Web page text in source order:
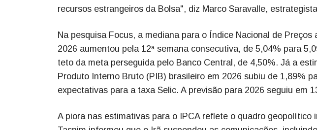
recursos estrangeiros da Bolsa", diz Marco Saravalle,
Na pesquisa Focus, a mediana para o Índice Nacional de Preços
2026 aumentou pela 12ª semana consecutiva, de 5,04% para
teto da meta perseguida pelo Banco Central, de 4,50%. Já a
Produto Interno Bruto (PIB) brasileiro em 2026 subiu de 1,89%
expectativas para a taxa Selic. A previsão para 2026 seguiu em
A piora nas estimativas para o IPCA reflete o quadro geopolítico